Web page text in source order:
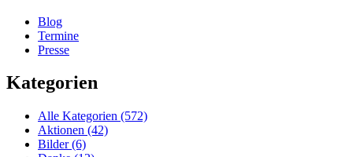
Blog
Termine
Presse
Kategorien
Alle Kategorien (572)
Aktionen (42)
Bilder (6)